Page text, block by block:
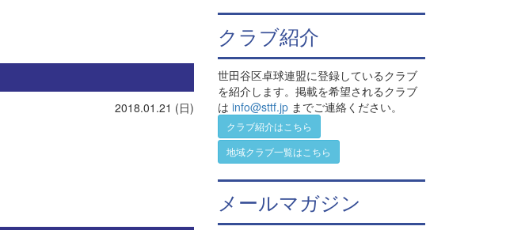
2018.01.21 (日)
クラブ紹介
世田谷区卓球連盟に登録しているクラブ
を紹介します。掲載を希望されるクラブ
は info@sttf.jpまでご連絡ください。
クラブ紹介はこちら
地域クラブ一覧はこちら
メールマガジン